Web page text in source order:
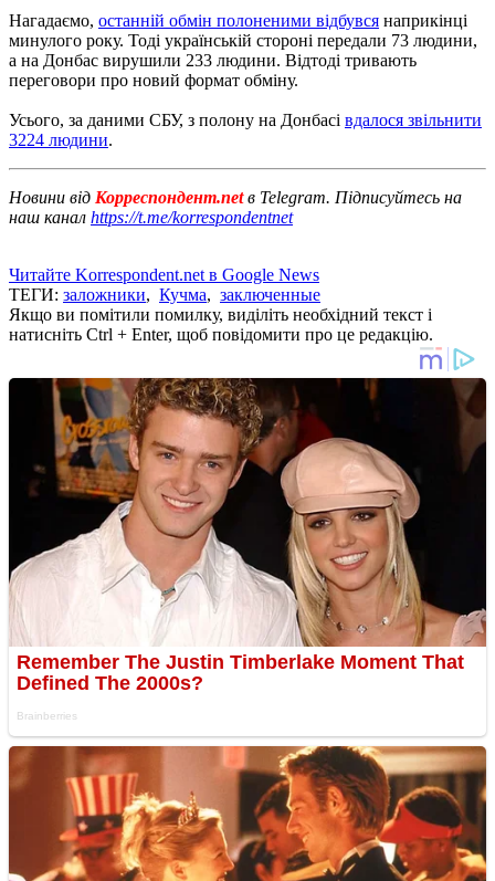
Нагадаємо, останній обмін полоненими відбувся наприкінці
минулого року. Тоді українській стороні передали 73 людини,
а на Донбас вирушили 233 людини. Відтоді тривають
переговори про новий формат обміну.
Усього, за даними СБУ, з полону на Донбасі вдалося звільнити
3224 людини.
Новини від Корреспондент.netв Telegram. Підписуйтесь на
наш канал https://t.me/korrespondentnet
Читайте Korrespondent.net в Google News
ТЕГИ: заложники, Кучма, заключенные
Якщо ви помітили помилку, виділіть необхідний текст і
натисніть Ctrl + Enter, щоб повідомити про це редакцію.